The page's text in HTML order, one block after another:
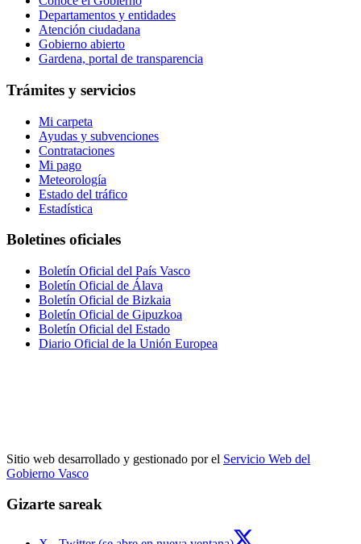
Departamentos y entidades
Atención ciudadana
Gobierno abierto
Gardena, portal de transparencia
Trámites y servicios
Mi carpeta
Ayudas y subvenciones
Contrataciones
Mi pago
Meteorología
Estado del tráfico
Estadística
Boletines oficiales
Boletín Oficial del País Vasco
Boletín Oficial de Álava
Boletín Oficial de Bizkaia
Boletín Oficial de Gipuzkoa
Boletín Oficial del Estado
Diario Oficial de la Unión Europea
Sitio web desarrollado y gestionado por el Servicio Web del
Gobierno Vasco
Gizarte sareak